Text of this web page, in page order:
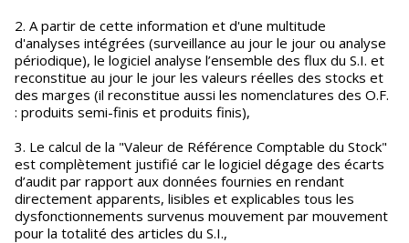
2. A partir de cette information et d'une multitude
d'analyses intégrées (surveillance au jour le jour ou analyse
périodique), le logiciel analyse l’ensemble des flux du S.I. et
reconstitue au jour le jour les valeurs réelles des stocks et
des marges (il reconstitue aussi les nomenclatures des O.F.
: produits semi-finis et produits finis),
3. Le calcul de la "Valeur de Référence Comptable du Stock"
est complètement justifié car le logiciel dégage des écarts
d’audit par rapport aux données fournies en rendant
directement apparents, lisibles et explicables tous les
dysfonctionnements survenus mouvement par mouvement
pour la totalité des articles du S.I.,